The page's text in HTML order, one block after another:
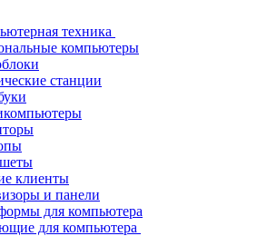
техника
компьютеры
станции
клиенты
и панели
для компьютера
для компьютера